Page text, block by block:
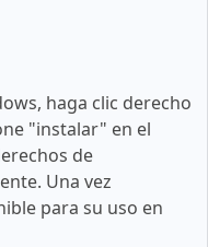
haga clic derecho
"instalar" en el
de
Una vez
para su uso en